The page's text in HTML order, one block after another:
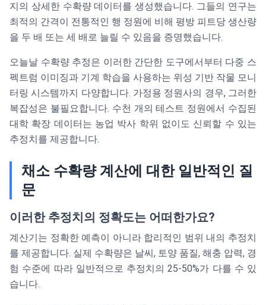
지의 상세한 수확량 데이터를 생성했습니다. 그들의 연구는
최적의 간격이 전통적인 행 정원에 비해 평방 피트당 생산량
을 두 배 또는 세 배로 늘릴 수 있음을 증명했습니다.
오늘날 수확량 추정은 이러한 간단한 도구에서부터 다중 스
펙트럼 이미징과 기계 학습을 사용하는 위성 기반 작물 모니
터링 시스템까지 다양합니다. 가정용 정원사의 경우, 그러한
복잡성은 불필요합니다. 수천 개의 테스트 정원에서 수집된
대학 확장 데이터는 농업 박사 학위 없이도 신뢰할 수 있는
추정치를 제공합니다.
채소 수확량 계산에 대한 일반적인 질
문
이러한 추정치의 정확도는 어떠한가요?
계산기는 정확한 예측이 아니라 합리적인 범위 내의 추정치
를 제공합니다. 실제 수확량은 날씨, 토양 품질, 해충 압력, 경
험 수준에 따라 일반적으로 추정치의 25-50%가 다를 수 있
습니다.